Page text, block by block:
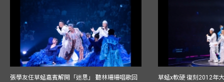
張學友任草蜢嘉賓解開「迷思」 聽林珊珊唱歌回
草蜢x軟硬 復刻2012年